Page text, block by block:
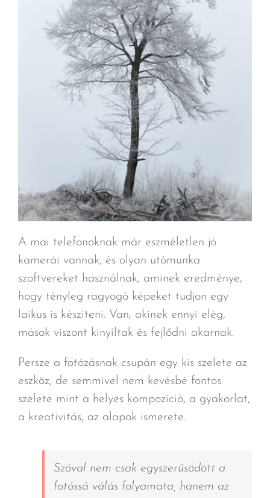
A mai telefonoknak már eszméletlen jó
kamerái vannak, és olyan utómunka
szoftvereket használnak, aminek eredménye,
hogy tényleg ragyogó képeket tudjon egy
laikus is készíteni. Van, akinek ennyi elég,
mások viszont kinyíltak és fejlődni akarnak.
Persze a fotózásnak csupán egy kis szelete az
eszköz, de semmivel nem kevésbé fontos
szelete mint a helyes kompozíció, a gyakorlat,
a kreativitás, az alapok ismerete.
Szóval nem csak egyszerűsödött a
fotóssá válás folyamata, hanem az